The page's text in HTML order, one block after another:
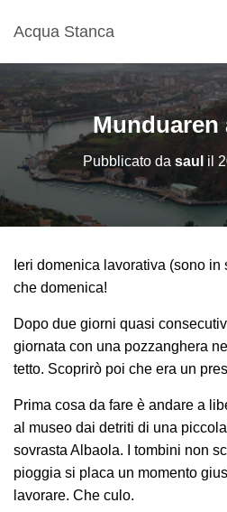
Acqua Stanca
Munduaren
Pubblicato da saul il
Ieri domenica lavorativa (sono
che domenica!
Dopo due giorni quasi
giornata con una pozzanghera
tetto. Scoprirò poi che era un
Prima cosa da fare è andare a
al museo dai detriti di una
sovrasta Albaola. I tombini non
pioggia si placa un momento
lavorare. Che culo.